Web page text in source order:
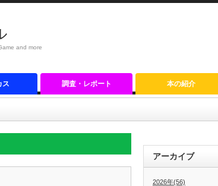
and more
ス 調査・レポート 本の紹介
アーカイブ
2026年(56)